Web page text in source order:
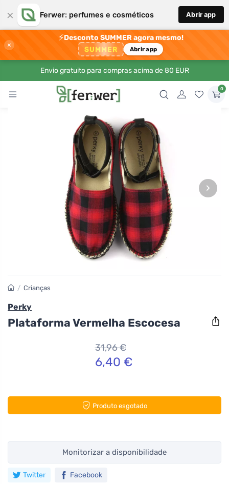
× Ferwer: perfumes e cosméticos Abrir app
×
⚡Desconto SUMMER agora mesmo!
SUMMER Abrir app
Envio gratuito para compras acima de 80 EUR
0
›
/ Crianças
Perky
Plataforma Vermelha Escocesa
31,96 €
6,40 €
Produto esgotado
Monitorizar a disponibilidade
Twitter Facebook